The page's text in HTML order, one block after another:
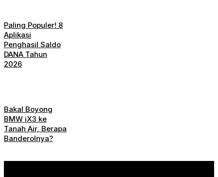
Paling Populer! 8
Aplikasi
Penghasil Saldo
DANA Tahun
2026
Bakal Boyong
BMW iX3 ke
Tanah Air, Berapa
Banderolnya?